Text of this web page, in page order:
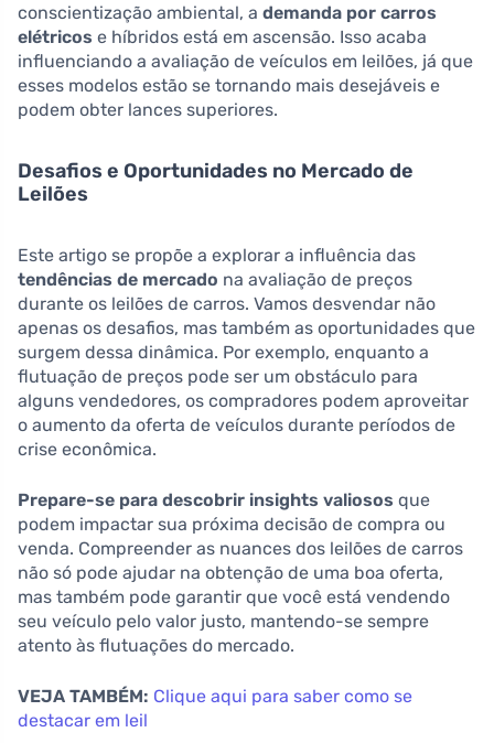
conscientização ambiental, a demanda por carros
elétricos e híbridos está em ascensão. Isso acaba
influenciando a avaliação de veículos em leilões, já que
esses modelos estão se tornando mais desejáveis e
podem obter lances superiores.
Desafios e Oportunidades no Mercado de
Leilões
Este artigo se propõe a explorar a influência das
tendências de mercado na avaliação de preços
durante os leilões de carros. Vamos desvendar não
apenas os desafios, mas também as oportunidades que
surgem dessa dinâmica. Por exemplo, enquanto a
flutuação de preços pode ser um obstáculo para
alguns vendedores, os compradores podem aproveitar
o aumento da oferta de veículos durante períodos de
crise econômica.
Prepare-se para descobrir insights valiosos que
podem impactar sua próxima decisão de compra ou
venda. Compreender as nuances dos leilões de carros
não só pode ajudar na obtenção de uma boa oferta,
mas também pode garantir que você está vendendo
seu veículo pelo valor justo, mantendo-se sempre
atento às flutuações do mercado.
VEJA TAMBÉM: Clique aqui para saber como se
destacar em leil